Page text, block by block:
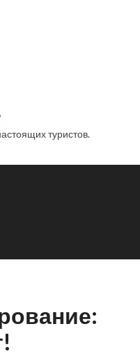
туристов.